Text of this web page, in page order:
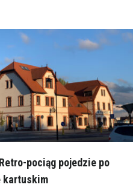
pociąg pojedzie po
kartuskim